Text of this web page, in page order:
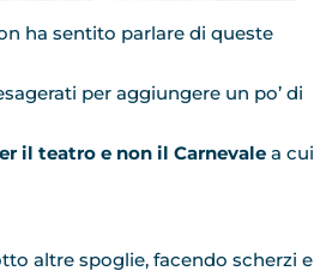
ha sentito parlare di queste
per aggiungere un po’ di
il teatro e non il Carnevale a cui
altre spoglie, facendo scherzi e